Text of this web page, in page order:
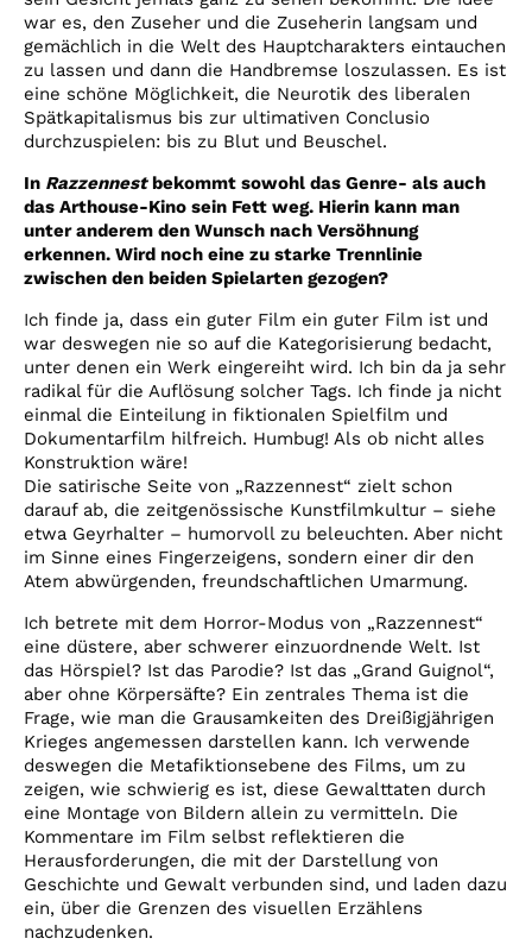
war es, den Zuseher und die Zuseherin langsam und
gemächlich in die Welt des Hauptcharakters eintauchen
zu lassen und dann die Handbremse loszulassen. Es ist
eine schöne Möglichkeit, die Neurotik des liberalen
Spätkapitalismus bis zur ultimativen Conclusio
durchzuspielen: bis zu Blut und Beuschel.
In Razzennestbekommt sowohl das Genre- als auch
das Arthouse-Kino sein Fett weg. Hierin kann man
unter anderem den Wunsch nach Versöhnung
erkennen. Wird noch eine zu starke Trennlinie
zwischen den beiden Spielarten gezogen?
Ich finde ja, dass ein guter Film ein guter Film ist und
war deswegen nie so auf die Kategorisierung bedacht,
unter denen ein Werk eingereiht wird. Ich bin da ja sehr
radikal für die Auflösung solcher Tags. Ich finde ja nicht
einmal die Einteilung in fiktionalen Spielfilm und
Dokumentarfilm hilfreich. Humbug! Als ob nicht alles
Konstruktion wäre!
Die satirische Seite von „Razzennest“ zielt schon
darauf ab, die zeitgenössische Kunstfilmkultur – siehe
etwa Geyrhalter – humorvoll zu beleuchten. Aber nicht
im Sinne eines Fingerzeigens, sondern einer dir den
Atem abwürgenden, freundschaftlichen Umarmung.
Ich betrete mit dem Horror-Modus von „Razzennest“
eine düstere, aber schwerer einzuordnende Welt. Ist
das Hörspiel? Ist das Parodie? Ist das „Grand Guignol“,
aber ohne Körpersäfte? Ein zentrales Thema ist die
Frage, wie man die Grausamkeiten des Dreißigjährigen
Krieges angemessen darstellen kann. Ich verwende
deswegen die Metafiktionsebene des Films, um zu
zeigen, wie schwierig es ist, diese Gewalttaten durch
eine Montage von Bildern allein zu vermitteln. Die
Kommentare im Film selbst reflektieren die
Herausforderungen, die mit der Darstellung von
Geschichte und Gewalt verbunden sind, und laden dazu
ein, über die Grenzen des visuellen Erzählens
nachzudenken.